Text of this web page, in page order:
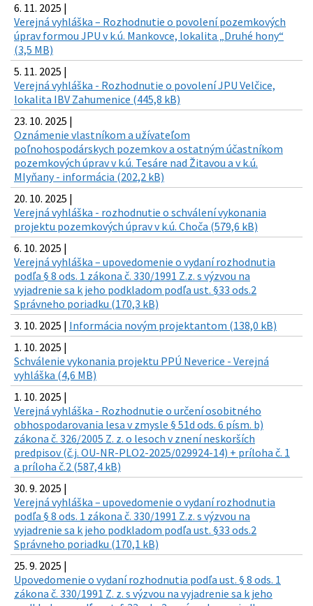
6. 11. 2025 |
Verejná vyhláška – Rozhodnutie o povolení pozemkových
úprav formou JPU v k.ú. Mankovce, lokalita „Druhé hony“
(3,5 MB)
5. 11. 2025 |
Verejná vyhláška - Rozhodnutie o povolení JPU Velčice,
lokalita IBV Zahumenice (445,8 kB)
23. 10. 2025 |
Oznámenie vlastníkom a užívateľom
poľnohospodárskych pozemkov a ostatným účastníkom
pozemkových úprav v k.ú. Tesáre nad Žitavou a v k.ú.
Mlyňany - informácia (202,2 kB)
20. 10. 2025 |
Verejná vyhláška - rozhodnutie o schválení vykonania
projektu pozemkových úprav v k.ú. Choča (579,6 kB)
6. 10. 2025 |
Verejná vyhláška – upovedomenie o vydaní rozhodnutia
podľa § 8 ods. 1 zákona č. 330/1991 Z.z. s výzvou na
vyjadrenie sa k jeho podkladom podľa ust. §33 ods.2
Správneho poriadku (170,3 kB)
3. 10. 2025 | Informácia novým projektantom (138,0 kB)
1. 10. 2025 |
Schválenie vykonania projektu PPÚ Neverice - Verejná
vyhláška (4,6 MB)
1. 10. 2025 |
Verejná vyhláška - Rozhodnutie o určení osobitného
obhospodarovania lesa v zmysle § 51d ods. 6 písm. b)
zákona č. 326/2005 Z. z. o lesoch v znení neskorších
predpisov (č.j. OU-NR-PLO2-2025/029924-14) + príloha č. 1
a príloha č.2 (587,4 kB)
30. 9. 2025 |
Verejná vyhláška – upovedomenie o vydaní rozhodnutia
podľa § 8 ods. 1 zákona č. 330/1991 Z.z. s výzvou na
vyjadrenie sa k jeho podkladom podľa ust. §33 ods.2
Správneho poriadku (170,1 kB)
25. 9. 2025 |
Upovedomenie o vydaní rozhodnutia podľa ust. § 8 ods. 1
zákona č. 330/1991 Z. z. s výzvou na vyjadrenie sa k jeho